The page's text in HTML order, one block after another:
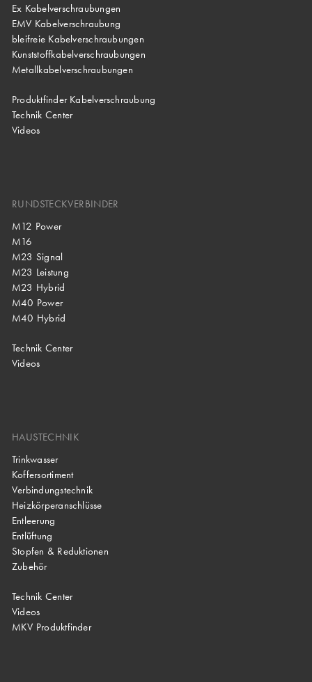
Ex Kabelverschraubungen
EMV Kabelverschraubung
bleifreie Kabelverschraubungen
Kunststoffkabelverschraubungen
Metallkabelverschraubungen
Produktfinder Kabelverschraubung
Technik Center
Videos
RUNDSTECKVERBINDER
M12 Power
M16
M23 Signal
M23 Leistung
M23 Hybrid
M40 Power
M40 Hybrid
Technik Center
Videos
HAUSTECHNIK
Trinkwasser
Koffersortiment
Verbindungstechnik
Heizkörperanschlüsse
Entleerung
Entlüftung
Stopfen & Reduktionen
Zubehör
Technik Center
Videos
MKV Produktfinder